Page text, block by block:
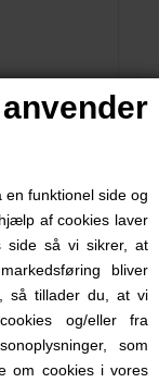
funktionel side og
af cookies laver
side så vi sikrer, at
bliver
så tillader du, at vi
og/eller fra
som
om cookies i vores
Grønt